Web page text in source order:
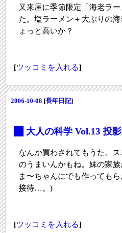
又来屋に季節限定「海老ラ
た。塩ラーメン＋大ぶりの
ょっと高いか？
[ツッコミを入れる]
2006-10-08 [長年日記]
大人の科学 Vol.13 投
なんか買わされてもうた。
のうまいんかもね。妹の家族
ま〜ちゃんにでも作っても
接待…。)
[ツッコミを入れる]